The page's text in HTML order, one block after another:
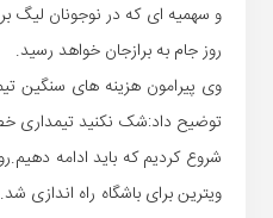
و سهمیه ای که در نوجونان لیگ
روز جام به برازجان خواهد رسید.
وی پیرامون هزینه های سنگین
توضیح داد:شک نکنید
شروع کردیم که باید ادامه
ویترین برای باشگاه راه اندازی